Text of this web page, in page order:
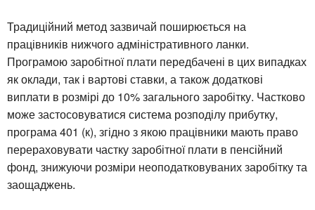
Традиційний метод зазвичай поширюється на
працівників нижчого адміністративного ланки.
Програмою заробітної плати передбачені в цих випадках
як оклади, так і вартові ставки, а також додаткові
виплати в розмірі до 10% загального заробітку. Частково
може застосовуватися система розподілу прибутку,
програма 401 (к), згідно з якою працівники мають право
перераховувати частку заробітної плати в пенсійний
фонд, знижуючи розміри неоподатковуваних заробітку та
заощаджень.